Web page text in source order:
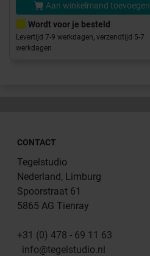
Aan winkelmand toevoegen
Wordt voor je besteld
Levertijd 7-9 werkdagen, verzendtijd 5-7
werkdagen
CONTACT
Tegelstudio
Nederland, Limburg
Spoorstraat 61
5865 AG Tienray
+31 (0) 478 - 69 11 63
info@tegelstudio.nl